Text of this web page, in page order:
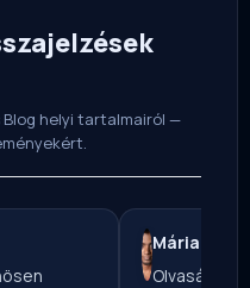
helyi tartalmairól —
Mária V.
Olvasásra